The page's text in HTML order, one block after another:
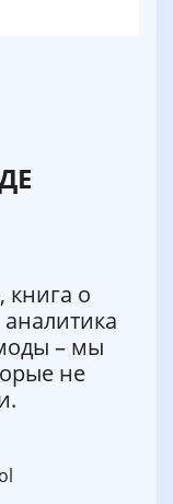
книга о
– мы
не